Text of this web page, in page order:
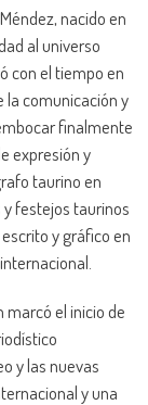
nacido en
al universo
con el tiempo en
la comunicación y
finalmente
expresión y
taurino en
festejos taurinos
y gráfico en
el inicio de
y las nuevas
y una